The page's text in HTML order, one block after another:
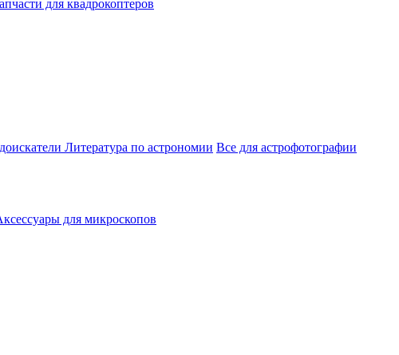
для квадрокоптеров
Литература по астрономии Все для астрофотографии
для микроскопов